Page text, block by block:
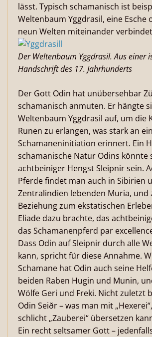
lässt. Typisch schamanisch ist
Weltenbaum Yggdrasil, eine Esche
neun Welten miteinander
Der Weltenbaum Yggdrasil. Aus einer
Handschrift des 17. Jahrhunderts
Der Gott Odin hat unübersehbar
schamanisch anmuten. Er hängte
Weltenbaum Yggdrasil auf, um die
Runen zu erlangen, was stark an
Schamaneninitiation erinnert. Ein
schamanische Natur Odins könnte
achtbeiniger Hengst Sleipnir sein.
Pferde findet man auch in Sibirien
Zentralindien lebenden Muria, und
Beziehung zum ekstatischen
Eliade dazu brachte, das
das Schamanenpferd par
Dass Odin auf Sleipnir durch alle
kann, spricht für diese Annahme.
Schamane hat Odin auch seine
beiden Raben Hugin und Munin,
Wölfe Geri und Freki. Nicht zuletzt
Odin Seiðr – was man mit
schlicht „Zauberei“ übersetzen
Ein recht seltsamer Gott –